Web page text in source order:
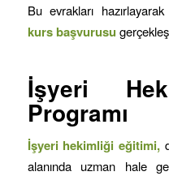
Bu evrakları
kurs başvurusu
İşyeri
Programı
İşyeri hekimliği eğitimi,
alanında uzman hale